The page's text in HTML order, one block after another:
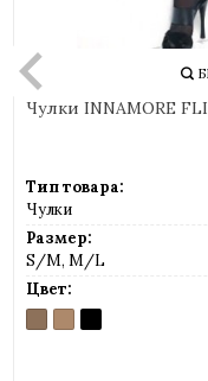
Чулки INNAMORE
Тип товара:
Чулки
Размер:
S/M, M/L
Цвет:
DAINO
(загар)
MIELE
(телесный)
NERO
(черный)